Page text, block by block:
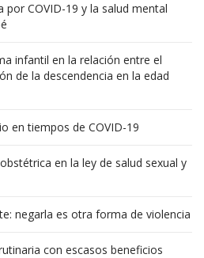
COVID-19 y la salud mental
infantil en la relación entre el
de la descendencia en la edad
en tiempos de COVID-19
en la ley de salud sexual y
negarla es otra forma de violencia
con escasos beneficios